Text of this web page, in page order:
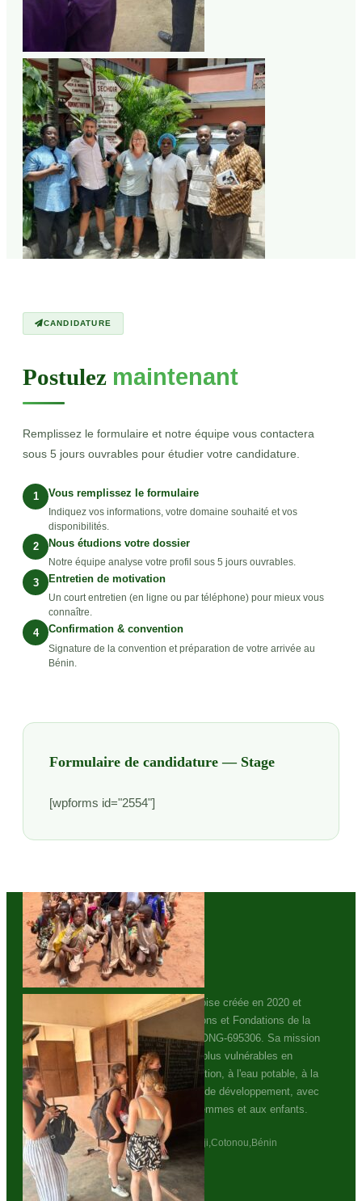
CANDIDATURE
Postulez maintenant
Remplissez le formulaire et notre équipe vous contactera
sous 5 jours ouvrables pour étudier votre candidature.
1 Vous remplissez le formulaire
Indiquez vos informations, votre domaine souhaité et vos
disponibilités.
2 Nous étudions votre dossier
Notre équipe analyse votre profil sous 5 jours ouvrables.
3 Entretien de motivation
Un court entretien (en ligne ou par téléphone) pour mieux vous
connaître.
4 Confirmation & convention
Signature de la convention et préparation de votre arrivée au
Bénin.
Formulaire de candidature — Stage
[wpforms id="2554"]
La Rescousse
ONG-695306
LA RESCOUSSE est une ONG béninoise créée en 2020 et
enregistrée au Registre des Associations et Fondations de la
République du Bénin sous le numéro ONG-695306. Sa mission
est de soutenir les communautés les plus vulnérables en
favorisant l'accès à la santé, à l'éducation, à l'eau potable, à la
protection sociale et aux opportunités de développement, avec
une attention particulière portée aux femmes et aux enfants.
C768+739, Unnamed Road, Cococodji,Cotonou,Bénin
+229 01 95 26 20 34 / 01 96 69 03 51
onglarescousse@gmail.com